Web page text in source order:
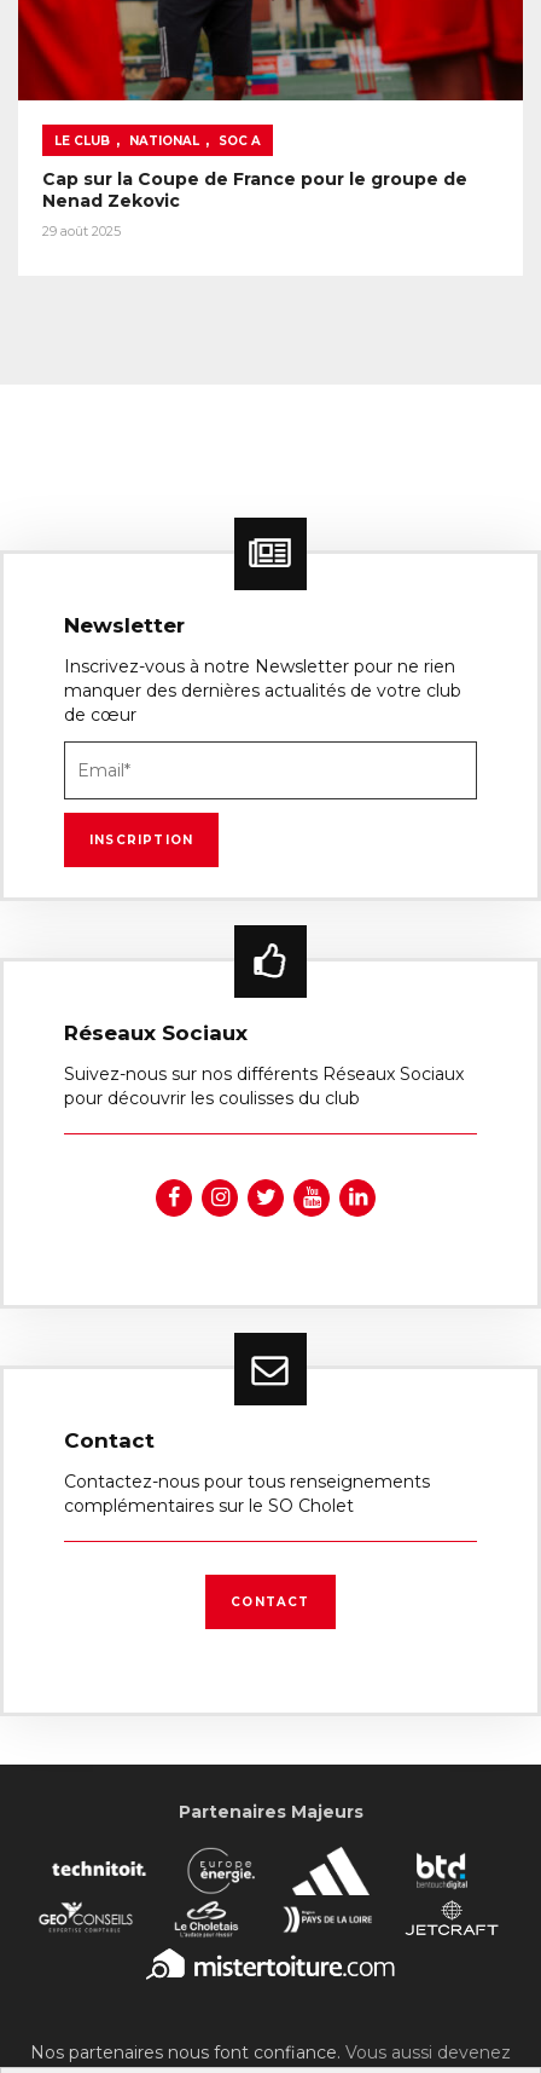
LE CLUB , NATIONAL , SOC A
Cap sur la Coupe de France pour le groupe de
Nenad Zekovic
29 août 2025
Newsletter
Inscrivez-vous à notre Newsletter pour ne rien
manquer des dernières actualités de votre club
de cœur
Réseaux Sociaux
Suivez-nous sur nos différents Réseaux Sociaux
pour découvrir les coulisses du club
Contact
Contactez-nous pour tous renseignements
complémentaires sur le SO Cholet
CONTACT
Partenaires Majeurs
Nos partenaires nous font confiance. Vous aussi devenez